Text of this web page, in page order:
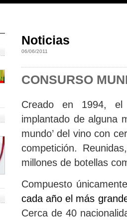
Noticias
06/06/2011
CONSURSO
Creado en 1994,
implantado de alguna
mundo’ del vino con
competición.
millones de botellas
Compuesto
cada año el más
Cerca de 40